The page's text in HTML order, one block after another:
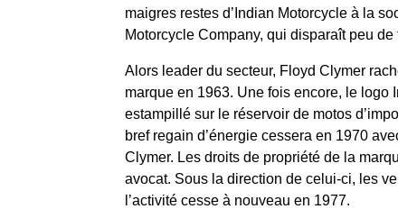
maigres restes d’Indian Motorcycle à la
Motorcycle Company, qui disparaît peu de
Alors leader du secteur, Floyd Clymer
marque en 1963. Une fois encore, le logo
estampillé sur le réservoir de motos
bref regain d’énergie cessera en 1970
Clymer. Les droits de propriété de la
avocat. Sous la direction de celui-ci, les
l’activité cesse à nouveau en 1977.